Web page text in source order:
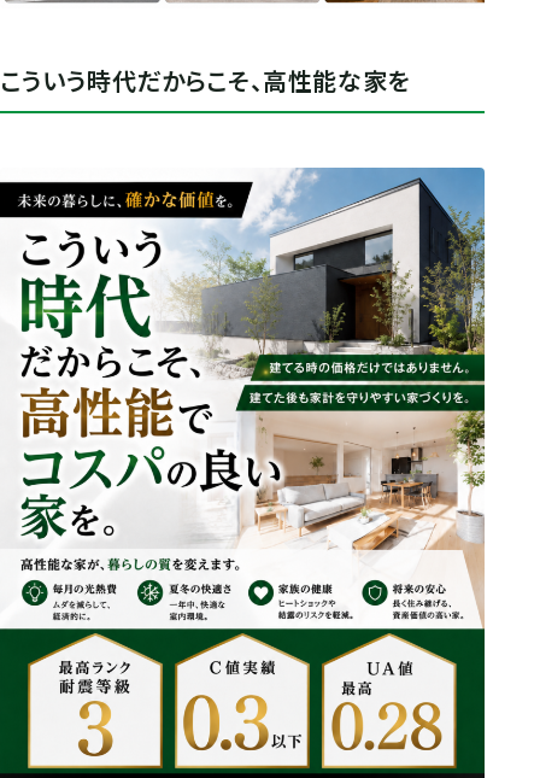
こういう時代だからこそ、高性能な家を